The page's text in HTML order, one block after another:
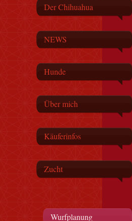
Der Chihuahua
NEWS
Hunde
Über mich
Käuferinfos
Zucht
Wurfplanung